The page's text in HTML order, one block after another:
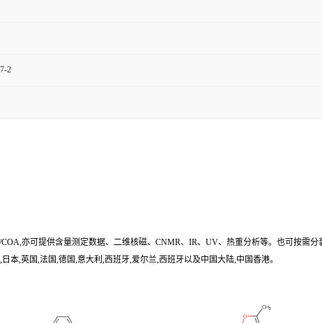
2
亦可提供含量测定数据、二维核磁、CNMR、IR、UV、热重分析等。也可按需分
,英国,法国,德国,意大利,西班牙,爱尔兰,西班牙以及中国大陆,中国香港。